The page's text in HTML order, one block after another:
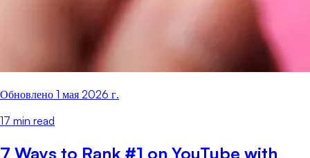
Обновлено 1 мая 2026 г.
17 min read
7 Ways to Rank #1 on YouTube with